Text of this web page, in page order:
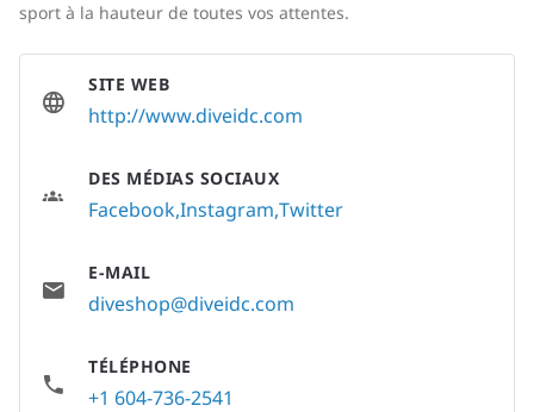
sport à la hauteur de toutes vos attentes.
SITE WEB
http://www.diveidc.com
DES MÉDIAS SOCIAUX
FacebookInstagram Twitter
E-MAIL
diveshop@diveidc.com
TÉLÉPHONE
+1 604-736-2541